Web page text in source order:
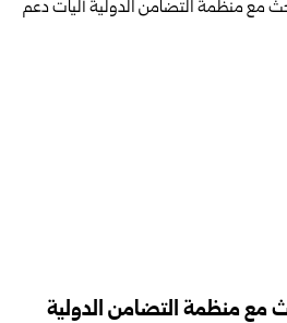
مع منظمة التضامن الدولية